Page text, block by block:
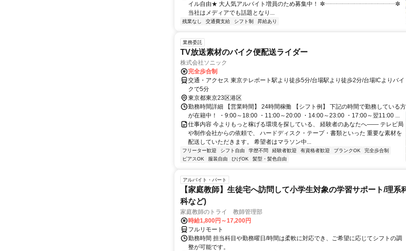
イル自由★ 大人気アルバイト増員のため募集中！ ✼┈┈┈┈┈┈┈┈┈┈┈┈✼
当社はメディアでも話題となり...
残業なし 交通費支給 シフト制 昇給あり
業務委託
TV放送素材のバイク便配送ライダー
株式会社ソニック
完全歩合制
交通・アクセス 東京テレポート駅より徒歩5分/台場駅より徒歩2分/台場ICよりバイ
クで5分
東京都東京23区港区
勤務時間詳細 【営業時間】 24時間稼働 【シフト例】 下記の時間で勤務している方
が在籍中！ ・9:00～18:00 ・11:00～20:00 ・14:00～23:00 ・17:00～翌11:00 ...
仕事内容 今よりもっと稼げる環境を探している、 経験者のあなたへ―― テレビ局
や制作会社からの依頼で、 ハードディスク・テープ・書類といった 重要な素材を
配送していただきます。 希望者はマラソン中...
フリーター歓迎 シフト自由 学歴不問 経験者歓迎 有資格者歓迎 ブランクOK
完全歩合制
ピアスOK
服装自由 ひげOK 髪型・髪色自由
アルバイト・パート
【家庭教師】生徒宅へ訪問して小学生対象の学習サポート/理系
科など)
家庭教師のトライ 教師管理部
時給1,800円～17,200円
フルリモート
勤務時間 担当科目や勤務曜日/時間は柔軟に対応でき、ご希望に応じてシフトの調
整が可能です。